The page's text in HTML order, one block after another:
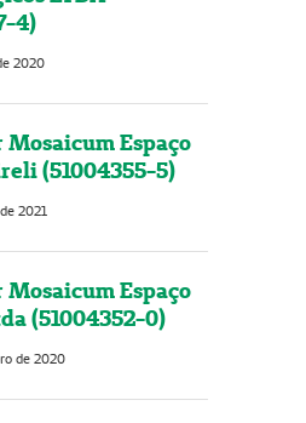
4)
2020
Mosaicum Espaço
(51004355-5)
2021
Mosaicum Espaço
(51004352-0)
de 2020